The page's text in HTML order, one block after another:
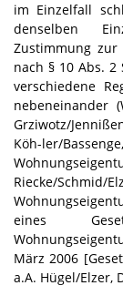
im Einzelfall
denselben
Zustimmung
nach § 10 Abs. 2
verschiedene
nebeneinander
Grziwotz/
Köh-ler/
Riecke/
eines
März 2006
a.A. Hügel/Elzer,